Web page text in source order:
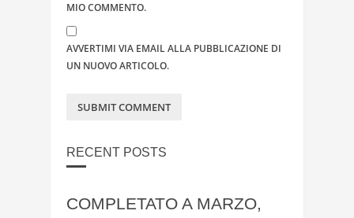
MIO COMMENTO.
AVVERTIMI VIA EMAIL ALLA PUBBLICAZIONE DI
UN NUOVO ARTICOLO.
RECENT POSTS
COMPLETATO A MARZO,